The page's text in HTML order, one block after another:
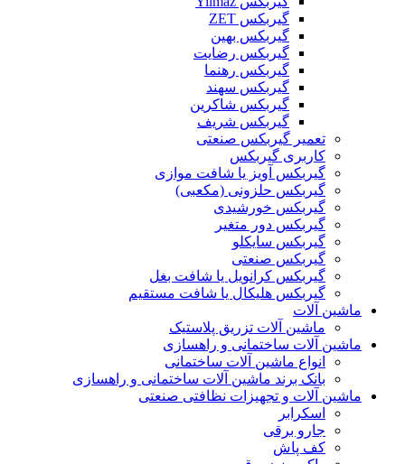
گیربکس ZET
گیربکس بهین
گیربکس رضایت
گیربکس رهنما
گیربکس سهند
گیربکس شاکرین
گیربکس شریف
تعمیر گیربکس صنعتی
کاربری گیربکس
گیربکس آویز یا شافت موازی
گیربکس حلزونی (مکعبی)
گیربکس خورشیدی
گیربکس دور متغیر
گیربکس سایکلو
گیربکس صنعتی
گیربکس کرانویل یا شافت بغل
گیربکس هلیکال یا شافت مستقیم
ماشین آلات
ماشین آلات تزریق پلاستیک
ماشین آلات ساختمانی و راهسازی
انواع ماشین آلات ساختمانی
بانک برند ماشین آلات ساختمانی و راهسازی
ماشین آلات و تجهیزات نظافتی صنعتی
اسکرابر
جارو برقی
کف پاش